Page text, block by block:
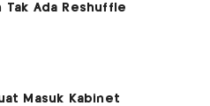
Tak Ada Reshuffle
Masuk Kabinet